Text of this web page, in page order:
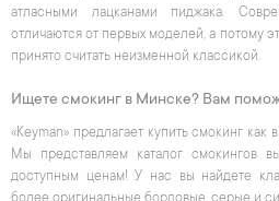
атласными лацканами пиджака.
отличаются от первых моделей, а потому
принято считать неизменной классикой.
Ищете смокинг в Минске? Вам
«Keyman» предлагает купить смокинг как
Мы представляем каталог смокингов
доступным ценам! У нас вы найдете